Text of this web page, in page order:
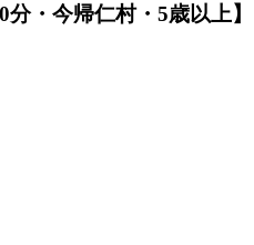
・今帰仁村・5歳以上】